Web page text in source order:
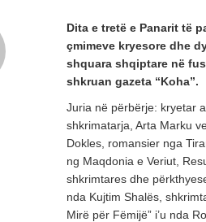
Dita e tretë e Panarit të
çmimeve kryesore dhe
shquara shqiptare në
shkruan gazeta “Koha”.
Juria në përbërje: kryetar
shkrimatarja, Arta Marku
Dokles, romansier nga
ng Maqdonia e Veriut,
shkrimtares dhe
nda Kujtim Shalës,
Mirë për Fëmijë” i’u nda